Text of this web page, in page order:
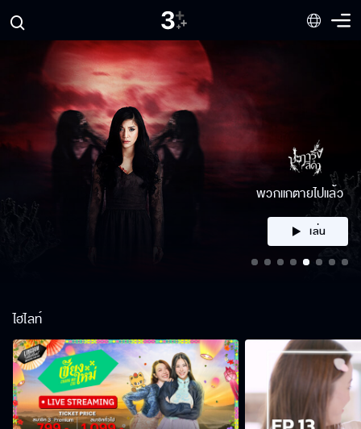
คลิก
ไฮไลท์